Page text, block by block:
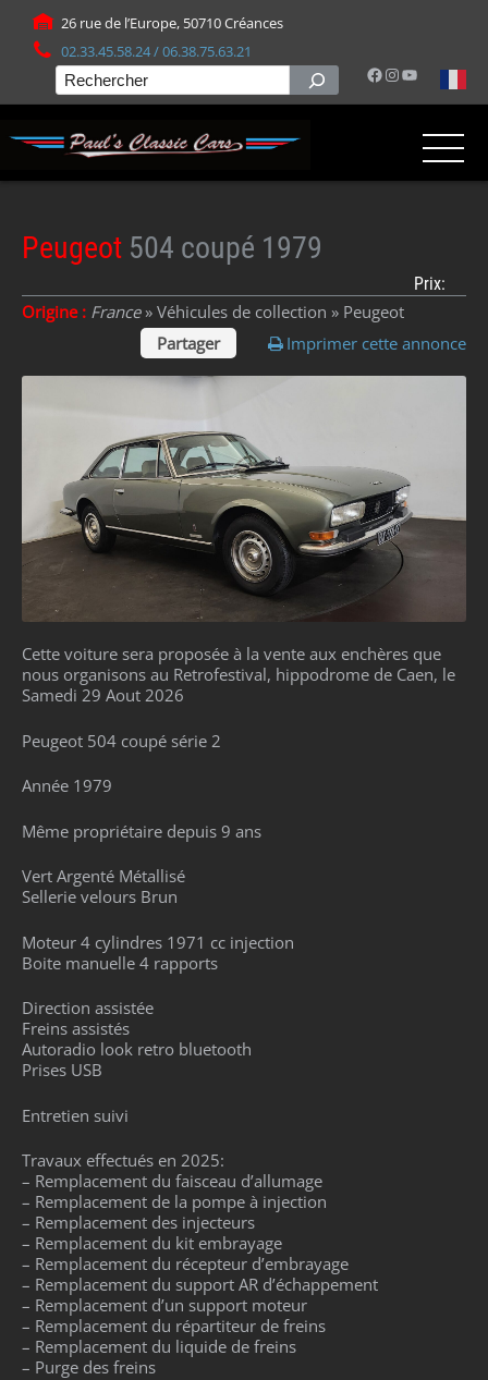
26 rue de l’Europe, 50710 Créances
02.33.45.58.24 / 06.38.75.63.21
Facebook
Instagram
YouTube
Rechercher
Peugeot 504 coupé 1979
Prix:
Origine : France» Véhicules de collection » Peugeot
Partager
Imprimer cette annonce
Cette voiture sera proposée à la vente aux enchères que
nous organisons au Retrofestival, hippodrome de Caen, le
Samedi 29 Aout 2026
Peugeot 504 coupé série 2
Année 1979
Même propriétaire depuis 9 ans
Vert Argenté Métallisé
Sellerie velours Brun
Moteur 4 cylindres 1971 cc injection
Boite manuelle 4 rapports
Direction assistée
Freins assistés
Autoradio look retro bluetooth
Prises USB
Entretien suivi
Travaux effectués en 2025:
– Remplacement du faisceau d’allumage
– Remplacement de la pompe à injection
– Remplacement des injecteurs
– Remplacement du kit embrayage
– Remplacement du récepteur d’embrayage
– Remplacement du support AR d’échappement
– Remplacement d’un support moteur
– Remplacement du répartiteur de freins
– Remplacement du liquide de freins
– Purge des freins
Panneau de gestion des cookies